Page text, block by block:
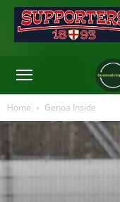
Home Genoa Inside